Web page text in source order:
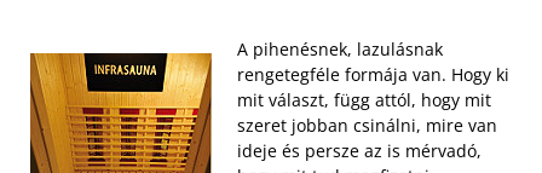
A pihenésnek, lazulásnak
rengetegféle formája van. Hogy ki
mit választ, függ attól, hogy mit
szeret jobban csinálni, mire van
ideje és persze az is mérvadó,